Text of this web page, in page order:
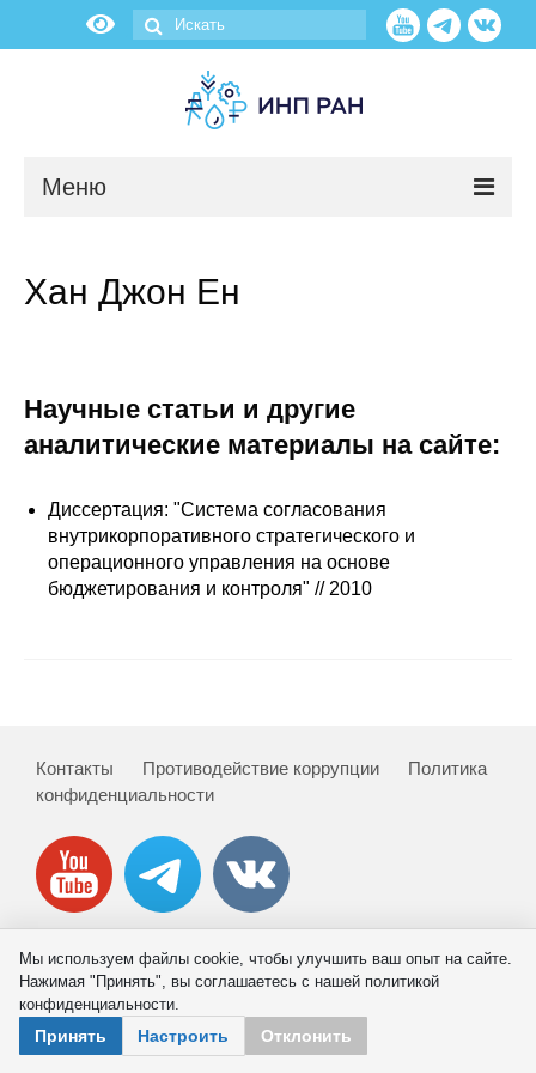
Меню
О нас
Научные подразделения
Сотрудники
Отчетность
Публикации
Научная жизнь
Издания
О журнале
Номера журналов
Хан Джон Ен
Научные статьи и другие
аналитические материалы на сайте:
Диссертация: "Система согласования
внутрикорпоративного стратегического и
операционного управления на основе
бюджетирования и контроля" // 2010
Контакты Противодействие коррупции
Политика
конфиденциальности
© 2026 ИНП РАН
Мы используем файлы cookie, чтобы улучшить ваш опыт на сайте.
Нажимая "Принять", вы соглашаетесь с нашей политикой
конфиденциальности.
Принять Настроить Отклонить